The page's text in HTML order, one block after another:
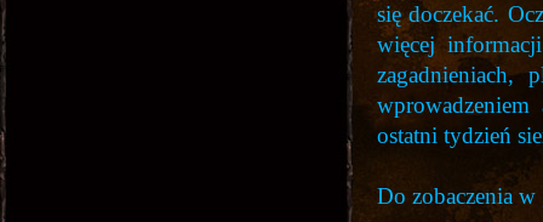
się doczekać.
więcej
zagadnieniach,
ostatni tydzień
Do zobaczenia w